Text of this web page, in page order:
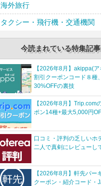
海外旅行
タクシー・飛行機・交通機関
今読まれている特集記事
【2026年8月】akippa(
割引クーポンコード８種
30%OFFの裏技
【2026年8月】Trip.com
ポン14種+最大5,000円
口コミ・評判の乏しいホ
二人で真剣にレビューし
【2026年8月】軒先パー
クーポン・紹介コード・